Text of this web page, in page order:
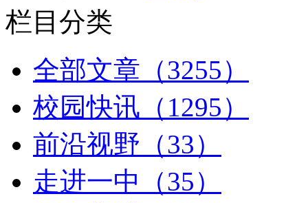
栏目分类
全部文章（3255）
校园快讯（1295）
前沿视野（33）
走进一中（35）